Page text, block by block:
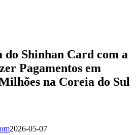
do Shinhan Card com a
Pagamentos em
na Coreia do Sul
2026-05-07